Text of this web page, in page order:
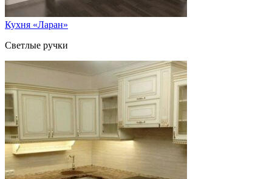
Кухня «Ларан»
Светлые ручки